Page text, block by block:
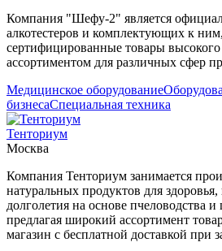
Компания "Шефу-2" является
алкотестеров и комплектующих к
сертифицированные товары
ассортиментом для различных сфер
Медицинское оборудование
бизнесаСпециальная техника
Тенториум
Москва
Компания Тенториум занимается
натуральных продуктов для
долголетия на основе пчеловодства
предлагая широкий ассортимент
магазин с бесплатной доставкой при